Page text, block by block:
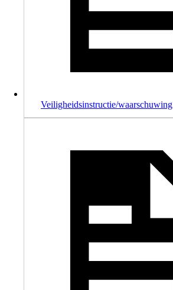
Veiligheidsinstructie/waarschuwing